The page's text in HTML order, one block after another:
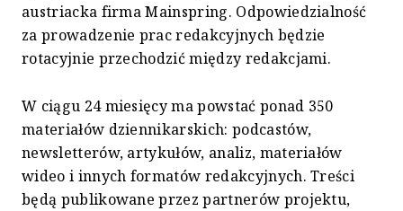
austriacka firma Mainspring. Odpowiedzialność
za prowadzenie prac redakcyjnych będzie
rotacyjnie przechodzić między redakcjami.
W ciągu 24 miesięcy ma powstać ponad 350
materiałów dziennikarskich: podcastów,
newsletterów, artykułów, analiz, materiałów
wideo i innych formatów redakcyjnych. Treści
będą publikowane przez partnerów projektu,